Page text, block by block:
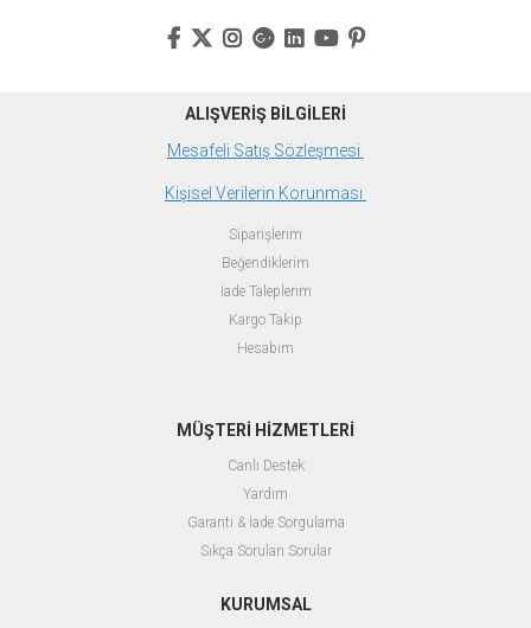
ALIŞVERİŞ BİLGİLERİ
Mesafeli Satış Sözleşmesi
Kişisel Verilerin Korunması
Siparişlerim
Beğendiklerim
İade Taleplerim
Kargo Takip
Hesabım
MÜŞTERİ HİZMETLERİ
Canlı Destek
Yardım
Garanti & İade Sorgulama
Sıkça Sorulan Sorular
KURUMSAL